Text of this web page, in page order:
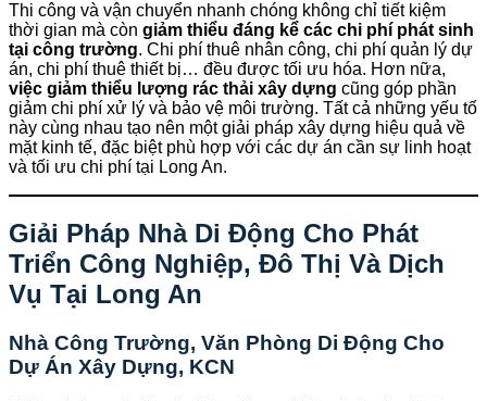
Thi công và vận chuyển nhanh chóng không chỉ tiết kiệm
thời gian mà còn giảm thiểu đáng kể các chi phí phát sinh
tại công trường. Chi phí thuê nhân công, chi phí quản lý dự
án, chi phí thuê thiết bị… đều được tối ưu hóa. Hơn nữa,
việc giảm thiểu lượng rác thải xây dựng cũng góp phần
giảm chi phí xử lý và bảo vệ môi trường. Tất cả những yếu tố
này cùng nhau tạo nên một giải pháp xây dựng hiệu quả về
mặt kinh tế, đặc biệt phù hợp với các dự án cần sự linh hoạt
và tối ưu chi phí tại Long An.
Giải Pháp Nhà Di Động Cho Phát
Triển Công Nghiệp, Đô Thị Và Dịch
Vụ Tại Long An
Nhà Công Trường, Văn Phòng Di Động Cho
Dự Án Xây Dựng, KCN